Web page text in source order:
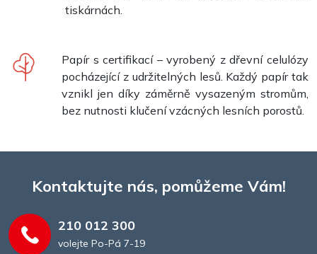
tiskárnách.
Papír s certifikací – vyrobený z dřevní celulózy
pocházející z udržitelných lesů. Každý papír tak
vznikl jen díky záměrně vysazeným stromům,
bez nutnosti klučení vzácných lesních porostů.
Kontaktujte nás, pomůžeme Vám!
210 012 300
volejte Po-Pá 7-19